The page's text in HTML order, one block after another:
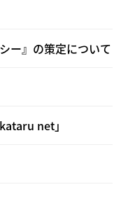
ー』の策定について
net」